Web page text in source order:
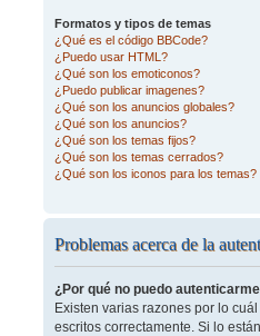
Formatos y tipos de temas
¿Qué es el código BBCode?
¿Puedo usar HTML?
¿Qué son los emoticonos?
¿Puedo publicar imagenes?
¿Qué son los anuncios globales?
¿Qué son los anuncios?
¿Qué son los temas fijos?
¿Qué son los temas cerrados?
¿Qué son los iconos para los temas?
Problemas acerca de la
¿Por qué no puedo
Existen varias razones por lo
escritos correctamente. Si lo